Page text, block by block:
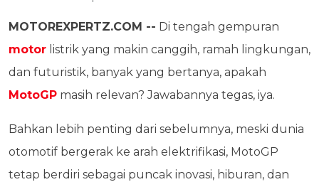
MOTOREXPERTZ.COM -- Di tengah gempuran
motor listrik yang makin canggih, ramah lingkungan,
dan futuristik, banyak yang bertanya, apakah
MotoGP masih relevan? Jawabannya tegas, iya.
Bahkan lebih penting dari sebelumnya, meski dunia
otomotif bergerak ke arah elektrifikasi, MotoGP
tetap berdiri sebagai puncak inovasi, hiburan, dan